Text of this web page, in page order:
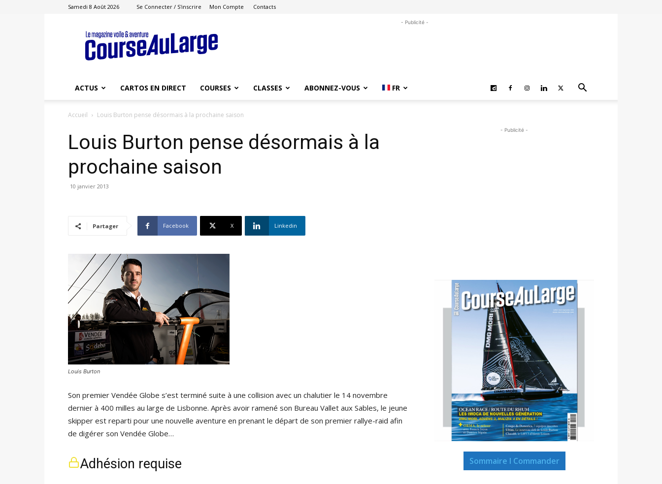
Samedi 8 Août 2026 Se Connecter / S'inscrire Mon Compte Contacts
Course
au
Large
- Publicité -
ACTUS CARTOS EN DIRECT COURSES CLASSES ABONNEZ-VOUS FR
Accueil Louis Burton pense désormais à la prochaine saison
Louis Burton pense désormais à la
prochaine saison
10 janvier 2013
Partager Facebook X Linkedin
Louis Burton
Son premier Vendée Globe s’est terminé suite à une collision avec un chalutier le 14 novembre
dernier à 400 milles au large de Lisbonne. Après avoir ramené son Bureau Vallet aux Sables, le jeune
skipper est reparti pour une nouvelle aventure en prenant le départ de son premier rallye-raid afin
de digérer son Vendée Globe…
Adhésion requise
- Publicité -
Sommaire I Commander